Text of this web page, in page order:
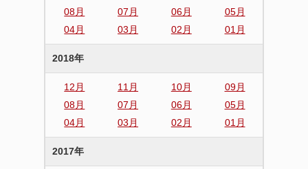
08月
07月 06月
05月
04月
03月 02月 01月
2018年
12月 11月 10月
09月
08月
07月 06月
05月
04月
03月 02月 01月
2017年